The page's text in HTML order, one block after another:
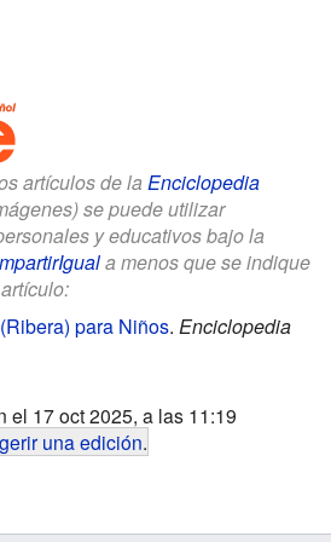
artículos de la Enciclopedia
se puede utilizar
y educativos bajo la
a menos que se indique
para Niños. Enciclopedia
el 17 oct 2025, a las 11:19
una edición.